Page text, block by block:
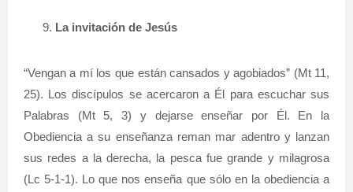
La invitación de Jesús
“Vengan a mí los que están cansados y agobiados” (Mt 11,
25). Los discípulos se acercaron a Él para escuchar sus
Palabras (Mt 5, 3) y dejarse enseñar por Él. En la
Obediencia a su enseñanza reman mar adentro y lanzan
sus redes a la derecha, la pesca fue grande y milagrosa
(Lc 5-1-1). Lo que nos enseña que sólo en la obediencia a